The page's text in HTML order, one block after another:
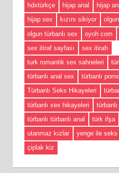
hdxtürkçe
hijap anal hijap
hijap sex
kızını sikiyor
olgun türbanlı sex
oyoh com
sex itiraf sayfası
sex itirafı
turk romantik sex sahneleri
türbanlı anal sex
türbanlı
Türbanlı Seks Hikayeleri
türbanlı sex hikayeleri
türbanlı türbanlı anal
türk ifşa
utanmaz kızlar
yenge ile seks
çiplak kiz